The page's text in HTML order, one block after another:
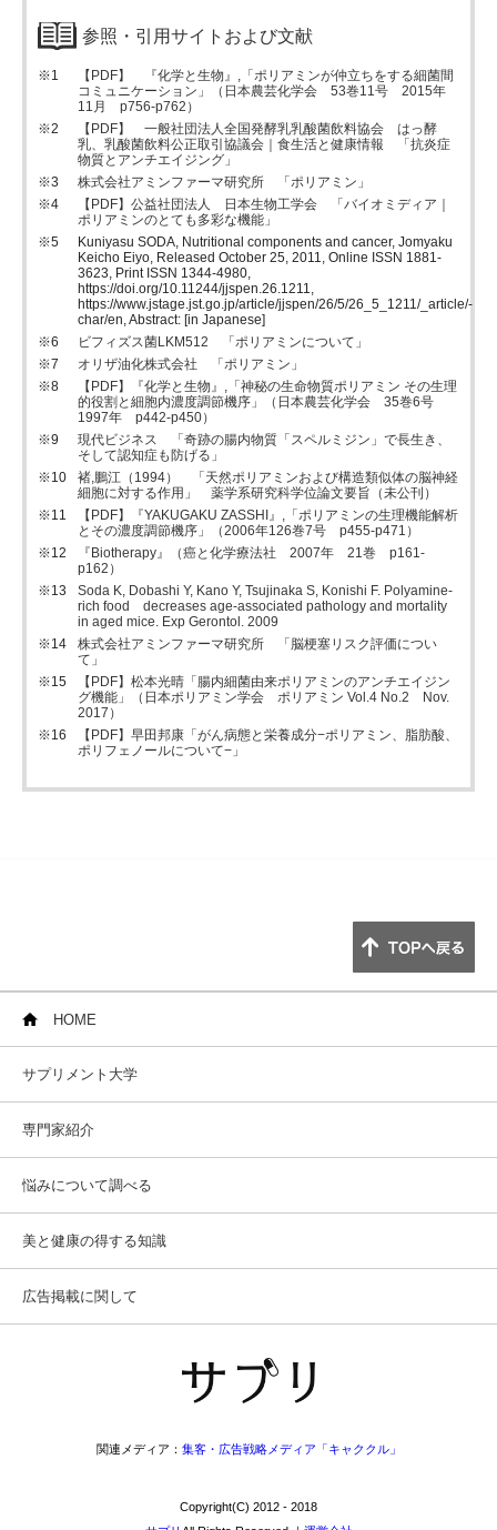
参照・引用サイトおよび文献
【PDF】 『化学と生物』,「ポリアミンが仲立ちをする細菌間
コミュニケーション」（日本農芸化学会 53巻11号 2015年
11月 p756-p762）
【PDF】 一般社団法人全国発酵乳乳酸菌飲料協会 はっ酵
乳、乳酸菌飲料公正取引協議会｜食生活と健康情報 「抗炎症
物質とアンチエイジング」
株式会社アミンファーマ研究所 「ポリアミン」
【PDF】公益社団法人 日本生物工学会 「バイオミディア｜
ポリアミンのとても多彩な機能」
Kuniyasu SODA, Nutritional components and cancer, Jomyaku
Keicho Eiyo, Released October 25, 2011, Online ISSN 1881-
3623, Print ISSN 1344-4980,
https://doi.org/10.11244/jjspen.26.1211,
https://www.jstage.jst.go.jp/article/jjspen/26/5/26_5_1211/_article/-
char/en, Abstract: [in Japanese]
ビフィズス菌LKM512 「ポリアミンについて」
オリザ油化株式会社 「ポリアミン」
【PDF】『化学と生物』,「神秘の生命物質ポリアミン その生理
的役割と細胞内濃度調節機序」（日本農芸化学会 35巻6号
1997年 p442-p450）
現代ビジネス 「奇跡の腸内物質「スペルミジン」で長生き、
そして認知症も防げる」
褚,鵬江（1994） 「天然ポリアミンおよび構造類似体の脳神経
細胞に対する作用」 薬学系研究科学位論文要旨（未公刊）
【PDF】『YAKUGAKU ZASSHI』,「ポリアミンの生理機能解析
とその濃度調節機序」（2006年126巻7号 p455-p471）
『Biotherapy』（癌と化学療法社 2007年 21巻 p161-
p162）
Soda K, Dobashi Y, Kano Y, Tsujinaka S, Konishi F. Polyamine-
rich food decreases age-associated pathology and mortality
in aged mice. Exp Gerontol. 2009
株式会社アミンファーマ研究所 「脳梗塞リスク評価につい
て」
【PDF】松本光晴「腸内細菌由来ポリアミンのアンチエイジン
グ機能」（日本ポリアミン学会 ポリアミン Vol.4 No.2 Nov.
2017）
【PDF】早田邦康「がん病態と栄養成分−ポリアミン、脂肪酸、
ポリフェノールについて−」
HOME
サプリメント大学
専門家紹介
悩みについて調べる
美と健康の得する知識
広告掲載に関して
関連メディア： 集客・広告戦略メディア「キャククル」
Copyright(C) 2012 - 2018